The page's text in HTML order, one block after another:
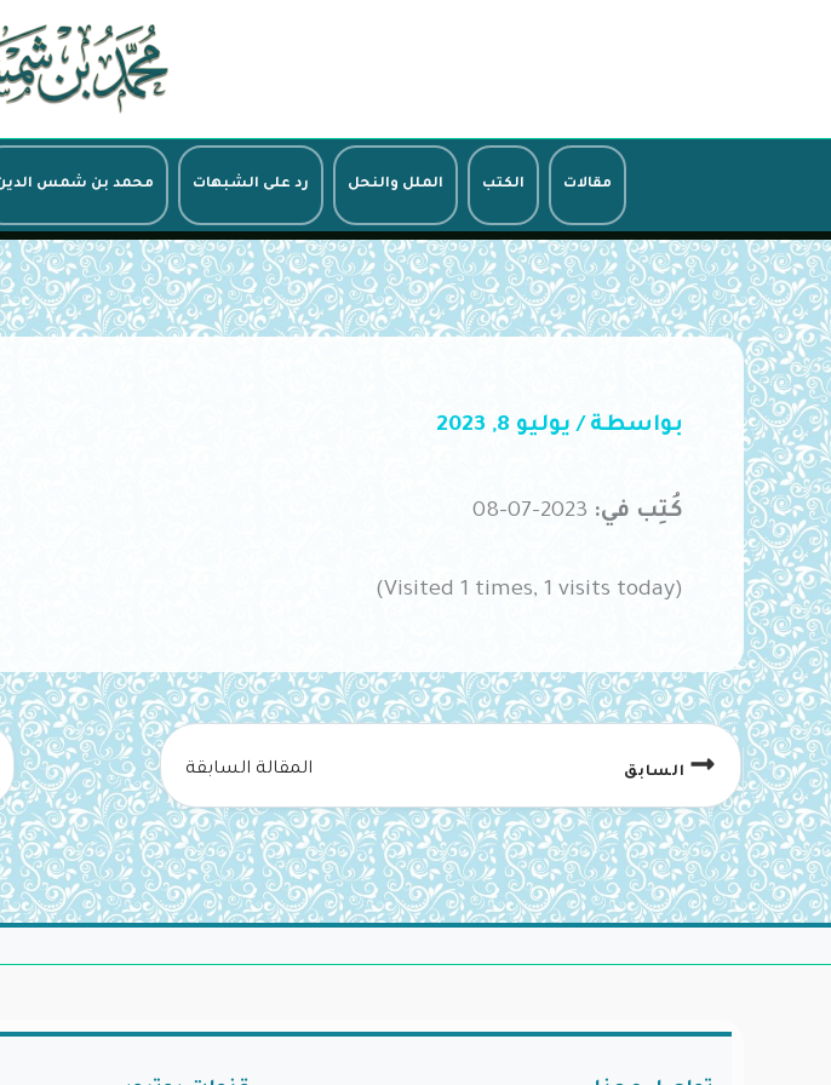
مقالات الكتب الملل والنحل رد على الشبهات محمد بن شمس
بواسطة / يوليو 8, 2023
كُتِب في: 2023-07-08
(Visited 1 times, 1 visits today)
السابق المقالة السابقة